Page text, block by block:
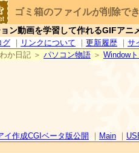
ゴミ箱のファイルが削除で
ン動画を学習して作れるGIFアニ
グ ｜ リンクについて ｜ 更新履歴 ｜ サ
か日記 ＞ パソコン物語 ＞ Window
イ作成CGIベータ版公開 ｜ Main ｜